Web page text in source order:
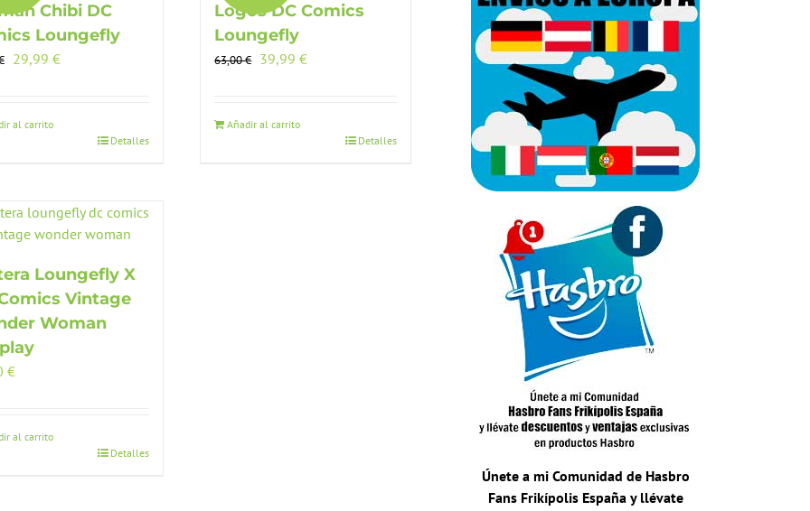
Chibi DC
Loungefly
El
era:
29,99 €El
29,99 €.
al carrito
Detalles
Logos DC Comics
Loungefly
63,00€ El
era:
39,99€El
39,99 €.
Añadir al carrito
Detalles
Loungefly X
Vintage
Woman
€
al carrito
Detalles
Únete a mi Comunidad de Hasbro
Fans Frikípolis España y llévate